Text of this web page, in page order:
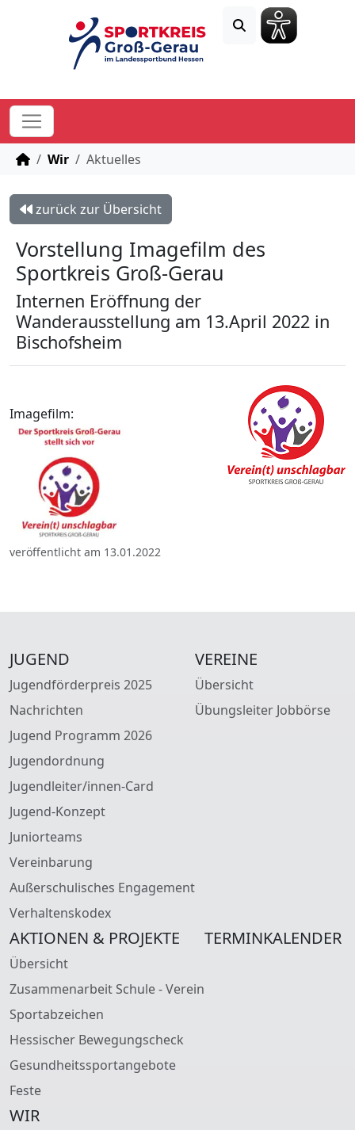
STARTSEITE
Wir Aktuelles
zurück zur Übersicht
Vorstellung Imagefilm des
Sportkreis Groß-Gerau
Internen Eröffnung der
Wanderausstellung am 13.April 2022 in
Bischofsheim
Imagefilm:
veröffentlicht am 13.01.2022
JUGEND
Jugendförderpreis 2025
Nachrichten
Jugend Programm 2026
Jugendordnung
Jugendleiter/innen-Card
Jugend-Konzept
Juniorteams
Vereinbarung
Außerschulisches Engagement
Verhaltenskodex
VEREINE
Übersicht
Übungsleiter Jobbörse
AKTIONEN & PROJEKTE
Übersicht
Zusammenarbeit Schule - Verein
Sportabzeichen
Hessischer Bewegungscheck
Gesundheitssportangebote
Feste
TERMINKALENDER
WIR